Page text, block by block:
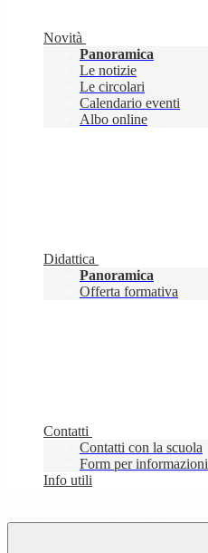
Novità
Panoramica
Le notizie
Le circolari
Calendario eventi
Albo online
Didattica
Panoramica
Offerta formativa
Contatti
Contatti con la scuola
Form per informazioni
Info utili